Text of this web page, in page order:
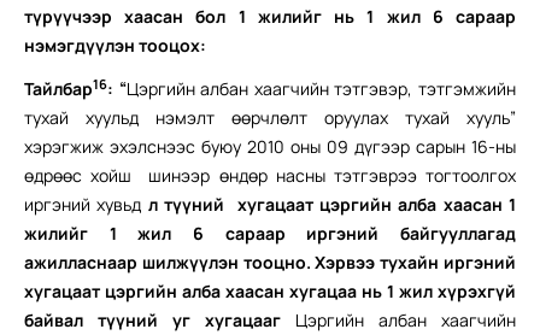
түрүүчээр хаасан бол 1 жилийг нь 1 жил 6 сараар
нэмэгдүүлэн тооцох:
Тайлбар16: “Цэргийн албан хаагчийн тэтгэвэр, тэтгэмжийн
тухай хуульд нэмэлт өөрчлөлт оруулах тухай хууль”
хэрэгжиж эхэлснээс буюу 2010 оны 09 дүгээр сарын 16-ны
өдрөөс хойш шинээр өндөр насны тэтгэврээ тогтоолгох
иргэний хувьд л түүний хугацаат цэргийн алба хаасан 1
жилийг 1 жил 6 сараар иргэний байгууллагад
ажилласнаар шилжүүлэн тооцно. Хэрвээ тухайн иргэний
хугацаат цэргийн алба хаасан хугацаа нь 1 жил хүрэхгүй
байвал түүний уг хугацааг Цэргийн албан хаагчийн